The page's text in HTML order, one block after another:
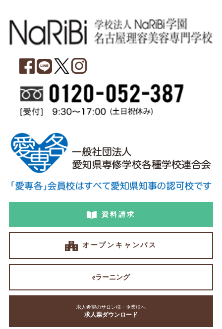
資料請求
オープンキャンパス
eラーニング
求人希望のサロン様・企業様へ
求人票ダウンロード